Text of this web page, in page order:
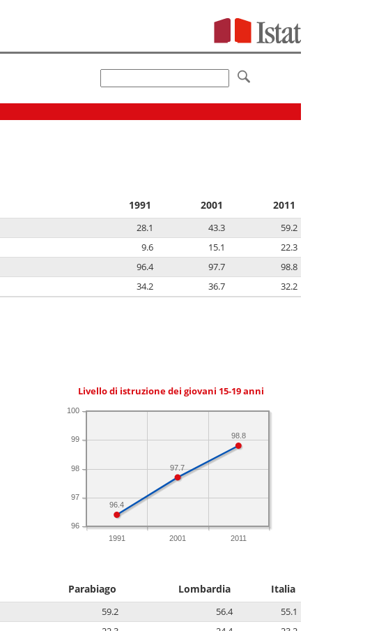
1991 2001 2011
28.1 43.3
59.2
9.6 15.1
22.3
96.4 97.7
98.8
34.2 36.7 32.2
Livello di istruzione dei giovani 15-19 anni
1991 2001 2011
96
97
98
99
100
98.8
97.7
96.4
Parabiago Lombardia Italia
59.2 56.4
55.1